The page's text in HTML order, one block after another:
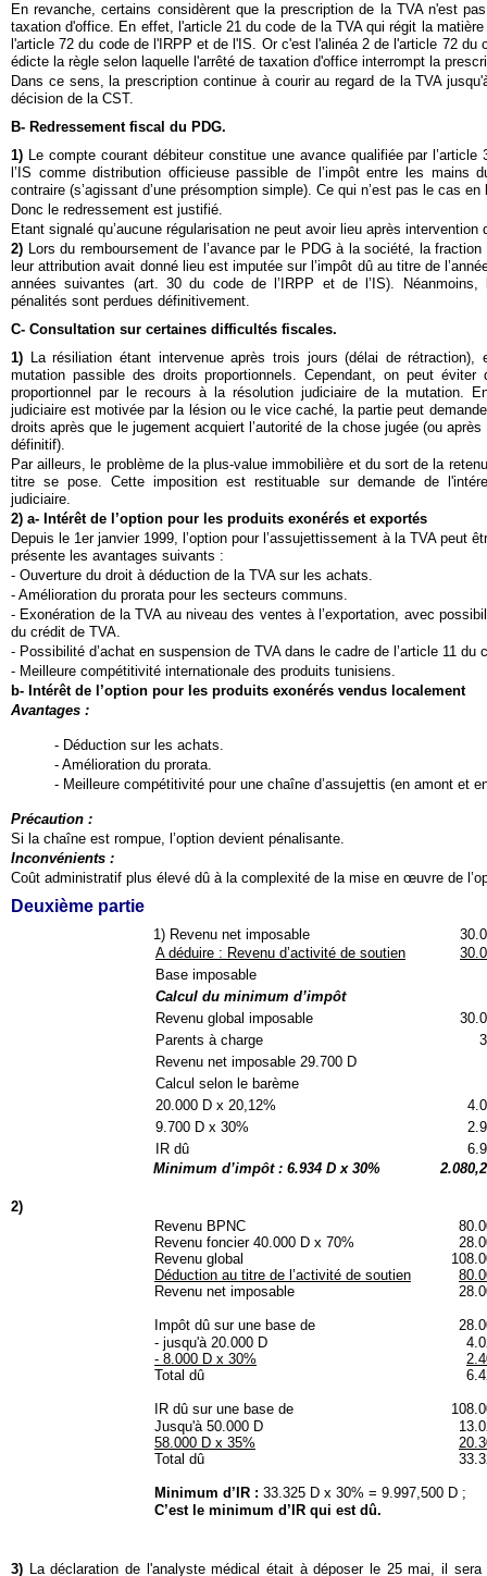
En revanche, certains considèrent que la prescription de la TVA n'est
taxation d'office. En effet, l'article 21 du code de la TVA qui régit la
l'article 72 du code de l'IRPP et de l'IS. Or c'est l'alinéa 2 de l'article 72 du
édicte la règle selon laquelle l'arrêté de taxation d'office interrompt la
Dans ce sens, la prescription continue à courir au regard de la TVA
décision de la CST.
B- Redressement fiscal du PDG.
1) Le compte courant débiteur constitue une avance qualifiée par l’article
l’IS comme distribution officieuse passible de l’impôt entre les mains
contraire (s’agissant d’une présomption simple). Ce qui n’est pas le cas en
Donc le redressement est justifié.
Etant signalé qu’aucune régularisation ne peut avoir lieu après intervention
2) Lors du remboursement de l’avance par le PDG à la société, la
leur attribution avait donné lieu est imputée sur l’impôt dû au titre de
années suivantes (art. 30 du code de l’IRPP et de l’IS).
pénalités sont perdues définitivement.
C- Consultation sur certaines difficultés fiscales.
1) La résiliation étant intervenue après trois jours (délai de rétraction),
mutation passible des droits proportionnels. Cependant, on peut éviter
proportionnel par le recours à la résolution judiciaire de la mutation.
judiciaire est motivée par la lésion ou le vice caché, la partie peut
droits après que le jugement acquiert l’autorité de la chose jugée (ou après
définitif).
Par ailleurs, le problème de la plus-value immobilière et du sort de la
titre se pose. Cette imposition est restituable sur demande de
judiciaire.
2) a- Intérêt de l’option pour les produits exonérés et exportés
Depuis le 1er janvier 1999, l’option pour l’assujettissement à la TVA peut
présente les avantages suivants :
- Ouverture du droit à déduction de la TVA sur les achats.
- Amélioration du prorata pour les secteurs communs.
- Exonération de la TVA au niveau des ventes à l’exportation, avec
du crédit de TVA.
- Possibilité d’achat en suspension de TVA dans le cadre de l’article 11 du
- Meilleure compétitivité internationale des produits tunisiens.
b- Intérêt de l’option pour les produits exonérés vendus localement
Avantages :
- Déduction sur les achats.
- Amélioration du prorata.
- Meilleure compétitivité pour une chaîne d’assujettis (en amont et
Précaution :
Si la chaîne est rompue, l’option devient pénalisante.
Inconvénients :
Coût administratif plus élevé dû à la complexité de la mise en œuvre de
Deuxième partie
1) Revenu net imposable
A déduire : Revenu d’activité de soutien
Base imposable
Calcul du minimum d’impôt
Revenu global imposable
Parents à charge
Revenu net imposable 29.700 D
Calcul selon le barème
20.000 D x 20,12%
9.700 D x 30%
IR dû
Minimum d’impôt : 6.934 D x 30%
2)
Revenu BPNC
Revenu foncier 40.000 D x 70%
Revenu global
Déduction au titre de l’activité de soutien
Revenu net imposable
Impôt dû sur une base de
- jusqu'à 20.000 D
- 8.000 D x 30%
Total dû
IR dû sur une base de
Jusqu'à 50.000 D
58.000 D x 35%
Total dû
Minimum d’IR : 33.325 D x 30% = 9.997,500 D ;
C’est le minimum d’IR qui est dû.
3) La déclaration de l'analyste médical était à déposer le 25 mai, il